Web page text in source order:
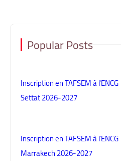
Popular Posts
Inscription en TAFSEM à l'ENCG
Settat 2026-2027
Inscription en TAFSEM à l'ENCG
Marrakech 2026-2027